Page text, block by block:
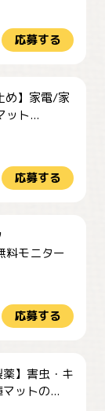
応募する
め】家電/家
ット...
応募する
料モニター
応募する
薬】害虫・キ
ットの...